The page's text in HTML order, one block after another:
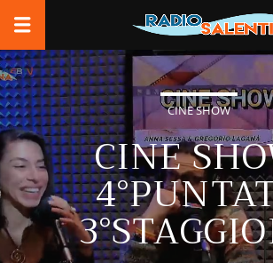
CINE SHOW
CINE